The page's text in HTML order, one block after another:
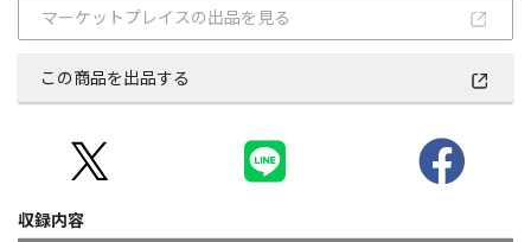
マーケットプレイスの出品を見る
この商品を出品する
収録内容